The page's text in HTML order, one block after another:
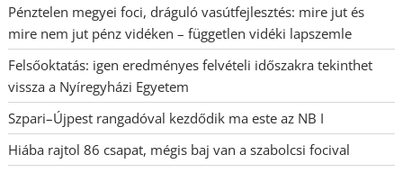
Pénztelen megyei foci, dráguló vasútfejlesztés: mire jut és
mire nem jut pénz vidéken – független vidéki lapszemle
Felsőoktatás: igen eredményes felvételi időszakra tekinthet
vissza a Nyíregyházi Egyetem
Szpari–Újpest rangadóval kezdődik ma este az NB I
Hiába rajtol 86 csapat, mégis baj van a szabolcsi focival